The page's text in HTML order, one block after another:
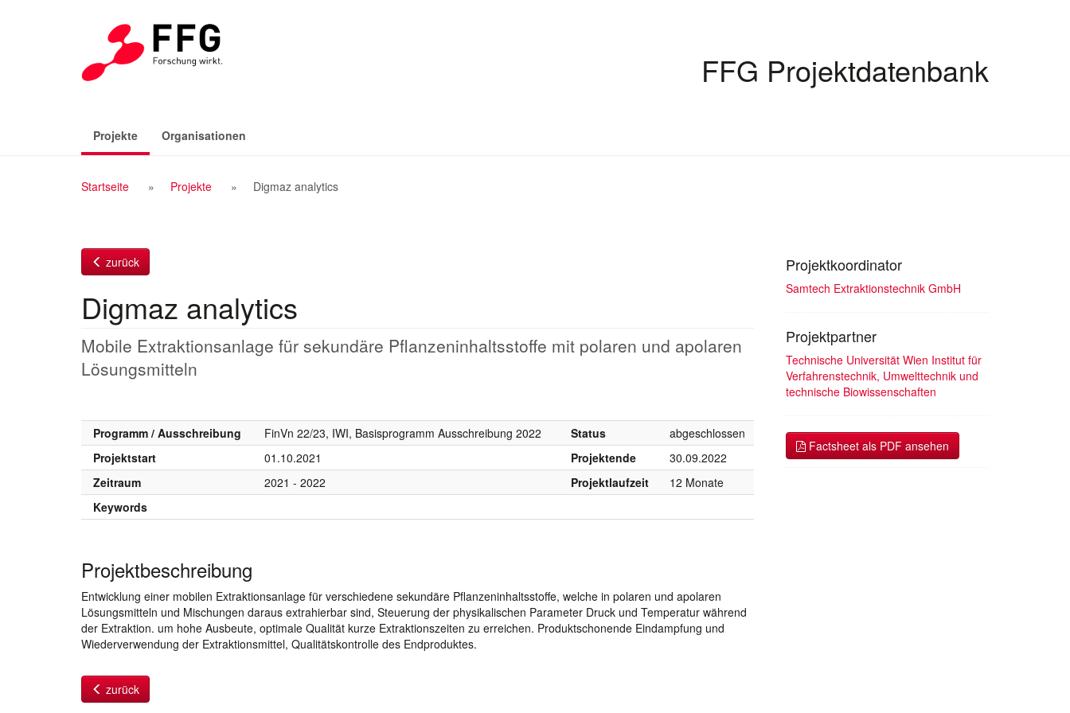
FFG Projektdatenbank
Projekte(aktiv)Organisationen
Breadcrumb
Startseite Projekte Digmaz analytics
zurück
Digmaz analytics
Mobile Extraktionsanlage für sekundäre Pflanzeninhaltsstoffe mit polaren und apolaren
Lösungsmitteln
Programm / Ausschreibung FinVn 22/23, IWI, Basisprogramm Ausschreibung 2022 Status
abgeschlossen
Projektstart
01.10.2021 Projektende
30.09.2022
Zeitraum
2021 - 2022 Projektlaufzeit
12 Monate
Keywords
Projektbeschreibung
Entwicklung einer mobilen Extraktionsanlage für verschiedene sekundäre Pflanzeninhaltsstoffe, welche in polaren und apolaren
Lösungsmitteln und Mischungen daraus extrahierbar sind, Steuerung der physikalischen Parameter Druck und Temperatur während
der Extraktion. um hohe Ausbeute, optimale Qualität kurze Extraktionszeiten zu erreichen. Produktschonende Eindampfung und
Wiederverwendung der Extraktionsmittel, Qualitätskontrolle des Endproduktes.
zurück
Projektkoordinator
Samtech Extraktionstechnik GmbH
Projektpartner
Technische Universität Wien Institut für
Verfahrenstechnik, Umwelttechnik und
technische Biowissenschaften
Factsheet als PDF ansehen